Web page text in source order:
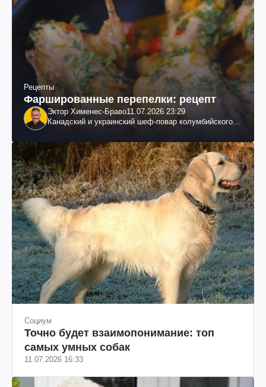
Рецепты
Фаршированные перепелки: рецепт
Эктор Хименес-Браво11.07.2026 23:29
Канадский и украинский шеф-повар колумбийского
Социум
Точно будет взаимопонимание: топ
самых умных собак
11.07.2026 16:33